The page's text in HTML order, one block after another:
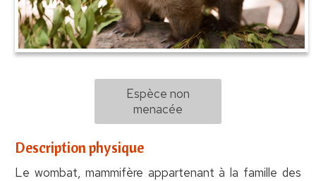
Espèce non
menacée
Description physique
Le wombat, mammifère appartenant à la famille des